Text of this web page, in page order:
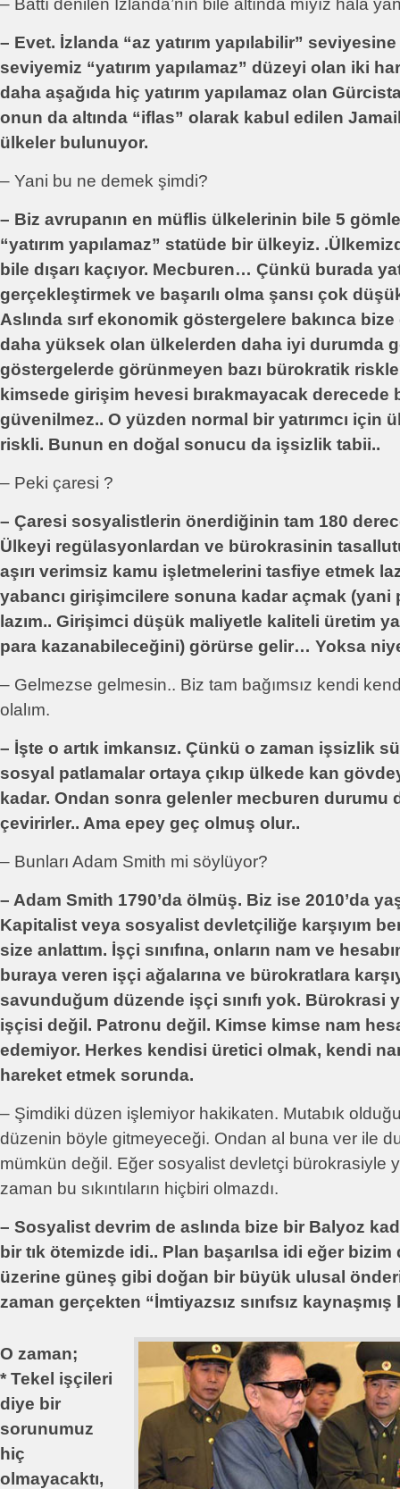
– Battı denilen İzlanda’nın bile altında mıyız hala
– Evet. İzlanda “az yatırım yapılabilir”
seviyemiz “yatırım yapılamaz” düzeyi olan iki
daha aşağıda hiç yatırım yapılamaz olan
onun da altında “iflas” olarak kabul edilen
ülkeler bulunuyor.
– Yani bu ne demek şimdi?
– Biz avrupanın en müflis ülkelerinin bile 5
“yatırım yapılamaz” statüde bir ülkeyiz.
bile dışarı kaçıyor. Mecburen… Çünkü burada
gerçekleştirmek ve başarılı olma şansı çok
Aslında sırf ekonomik göstergelere bakınca
daha yüksek olan ülkelerden daha iyi durumda
göstergelerde görünmeyen bazı bürokratik
kimsede girişim hevesi bırakmayacak derecede
güvenilmez.. O yüzden normal bir yatırımcı için
riskli. Bunun en doğal sonucu da işsizlik tabii..
– Peki çaresi ?
– Çaresi sosyalistlerin önerdiğinin tam 180
Ülkeyi regülasyonlardan ve bürokrasinin
aşırı verimsiz kamu işletmelerini tasfiye etmek
yabancı girişimcilere sonuna kadar açmak (yani
lazım.. Girişimci düşük maliyetle kaliteli üretim
para kazanabileceğini) görürse gelir… Yoksa
– Gelmezse gelmesin.. Biz tam bağımsız kendi
olalım.
– İşte o artık imkansız. Çünkü o zaman işsizlik
sosyal patlamalar ortaya çıkıp ülkede kan
kadar. Ondan sonra gelenler mecburen durumu
çevirirler.. Ama epey geç olmuş olur..
– Bunları Adam Smith mi söylüyor?
– Adam Smith 1790’da ölmüş. Biz ise 2010’da
Kapitalist veya sosyalist devletçiliğe karşıyım
size anlattım. İşçi sınıfına, onların nam ve
buraya veren işçi ağalarına ve bürokratlara
savunduğum düzende işçi sınıfı yok. Bürokrasi
işçisi değil. Patronu değil. Kimse kimse nam
edemiyor. Herkes kendisi üretici olmak, kendi
hareket etmek sorunda.
– Şimdiki düzen işlemiyor hakikaten. Mutabık
düzenin böyle gitmeyeceği. Ondan al buna ver ile
mümkün değil. Eğer sosyalist devletçi bürokrasiyle
zaman bu sıkıntıların hiçbiri olmazdı.
– Sosyalist devrim de aslında bize bir Balyoz
bir tık ötemizde idi.. Plan başarılsa idi eğer
üzerine güneş gibi doğan bir büyük ulusal
zaman gerçekten “İmtiyazsız sınıfsız
O zaman;
* Tekel işçileri
diye bir
sorunumuz
hiç
olmayacaktı,